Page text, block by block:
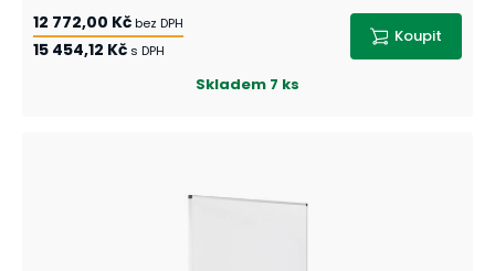
12 772,00 Kčbez DPH
15 454,12 Kč s DPH
Koupit
Skladem 7 ks